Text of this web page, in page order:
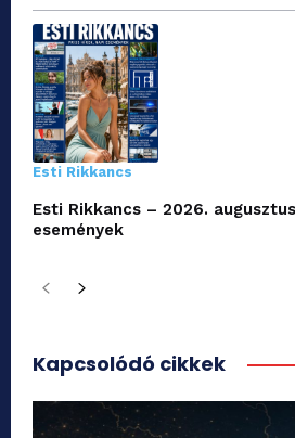
Esti Rikkancs
Esti Rikkancs – 2026.
események
Kapcsolódó cikkek